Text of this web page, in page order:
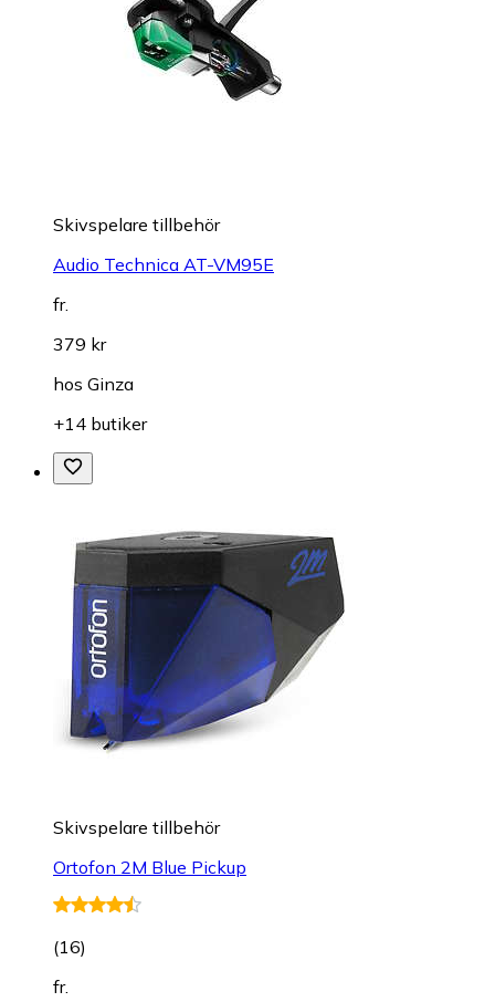
Skivspelare tillbehör
Audio Technica AT-VM95E
fr.
379 kr
hos Ginza
+14 butiker
Skivspelare tillbehör
Ortofon 2M Blue Pickup
(16)
fr.